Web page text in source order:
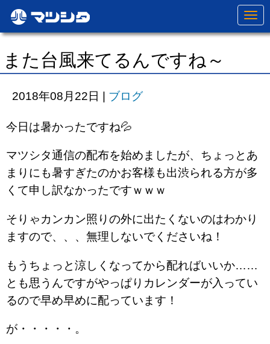
N
a
v
t
また台風来てるんですね～
2018年08月22日 | ブログ
今日は暑かったですね💦
マツシタ通信の配布を始めましたが、ちょっとあ
まりにも暑すぎたのかお客様も出渋られる方が多
くて申し訳なかったですｗｗｗ
そりゃカンカン照りの外に出たくないのはわかり
ますので、、、無理しないでくださいね！
もうちょっと涼しくなってから配ればいいか……
とも思うんですがやっぱりカレンダーが入ってい
るので早め早めに配っています！
が・・・・・。